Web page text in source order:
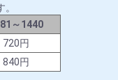
～1440
720円
840円